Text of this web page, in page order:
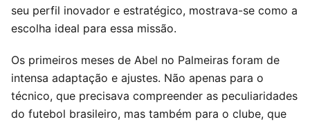
seu perfil inovador e estratégico, mostrava-se como a
escolha ideal para essa missão.
Os primeiros meses de Abel no Palmeiras foram de
intensa adaptação e ajustes. Não apenas para o
técnico, que precisava compreender as peculiaridades
do futebol brasileiro, mas também para o clube, que